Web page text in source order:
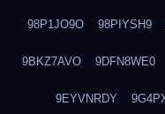
98P1JO9O 98PIYSH9
9BKZ7AVO 9DFN8WE0
9EYVNRDY